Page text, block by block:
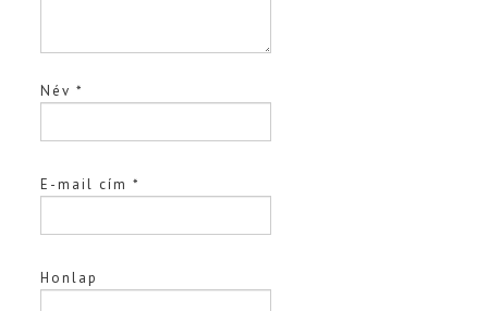
Név*
E-mail cím*
Honlap